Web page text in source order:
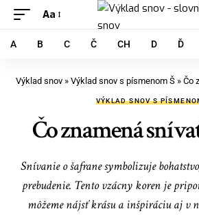
Aa
A B C Č CH D Ď
Výklad snov » Výklad snov s písmenom Š » Čo
VÝKLAD SNOV S
Čo znamená
Snívanie o šafrane symbolizuje
prebudenie. Tento vzácny koren je
môžeme nájsť krásu a inšpiráciu aj v